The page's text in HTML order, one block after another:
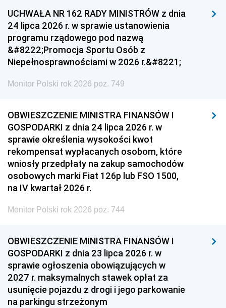
UCHWAŁA NR 162 RADY MINISTRÓW z dnia
24 lipca 2026 r. w sprawie ustanowienia
programu rządowego pod nazwą
&#8222;Promocja Sportu Osób z
Niepełnosprawnościami w 2026 r.&#8221;
Monitor Polski rok 2026 poz. 749
OBWIESZCZENIE MINISTRA FINANSÓW I
GOSPODARKI z dnia 24 lipca 2026 r. w
sprawie określenia wysokości kwot
rekompensat wypłacanych osobom, które
wniosły przedpłaty na zakup samochodów
osobowych marki Fiat 126p lub FSO 1500,
na IV kwartał 2026 r.
Monitor Polski rok 2026 poz. 744
OBWIESZCZENIE MINISTRA FINANSÓW I
GOSPODARKI z dnia 23 lipca 2026 r. w
sprawie ogłoszenia obowiązujących w
2027 r. maksymalnych stawek opłat za
usunięcie pojazdu z drogi i jego parkowanie
na parkingu strzeżonym